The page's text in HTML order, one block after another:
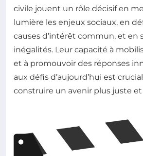
civile jouent un rôle décisif en
lumière les enjeux sociaux, en
causes d’intérêt commun, et en
inégalités. Leur capacité à
et à promouvoir des réponses
aux défis d’aujourd’hui est
construire un avenir plus juste et